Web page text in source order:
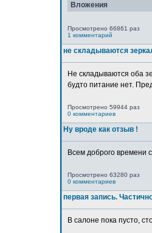
Вложения
Просмотрено 66861 раз
1 комментарий
не складываются
Не складываются оба
будто питание нет.
Просмотрено 59944 раз
0 комментариев
Ну вроде как отзыв !
Всем доброго времени
Просмотрено 63280 раз
0 комментариев
первая запись.
В салоне пока пусто,